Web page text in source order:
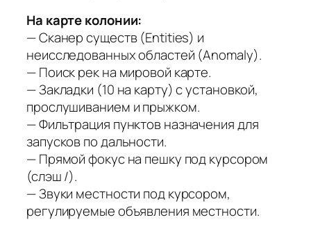
На карте колонии:
— Сканер существ (Entities) и
неисследованных областей (Anomaly).
— Поиск рек на мировой карте.
— Закладки (10 на карту) с установкой,
прослушиванием и прыжком.
— Фильтрация пунктов назначения для
запусков по дальности.
— Прямой фокус на пешку под курсором
(слэш /).
— Звуки местности под курсором,
регулируемые объявления местности.